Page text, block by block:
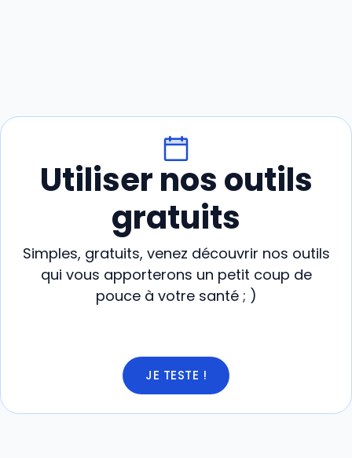
Utiliser nos outils
gratuits
Simples, gratuits, venez découvrir nos outils
qui vous apporterons un petit coup de
pouce à votre santé ; )
JE TESTE !